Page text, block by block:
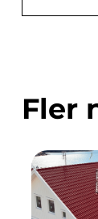
Fler